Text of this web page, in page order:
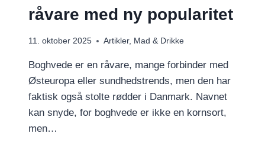
råvare med ny popularitet
11. oktober 2025 Artikler, Mad & Drikke
Boghvede er en råvare, mange forbinder med
Østeuropa eller sundhedstrends, men den har
faktisk også stolte rødder i Danmark. Navnet
kan snyde, for boghvede er ikke en kornsort,
men…